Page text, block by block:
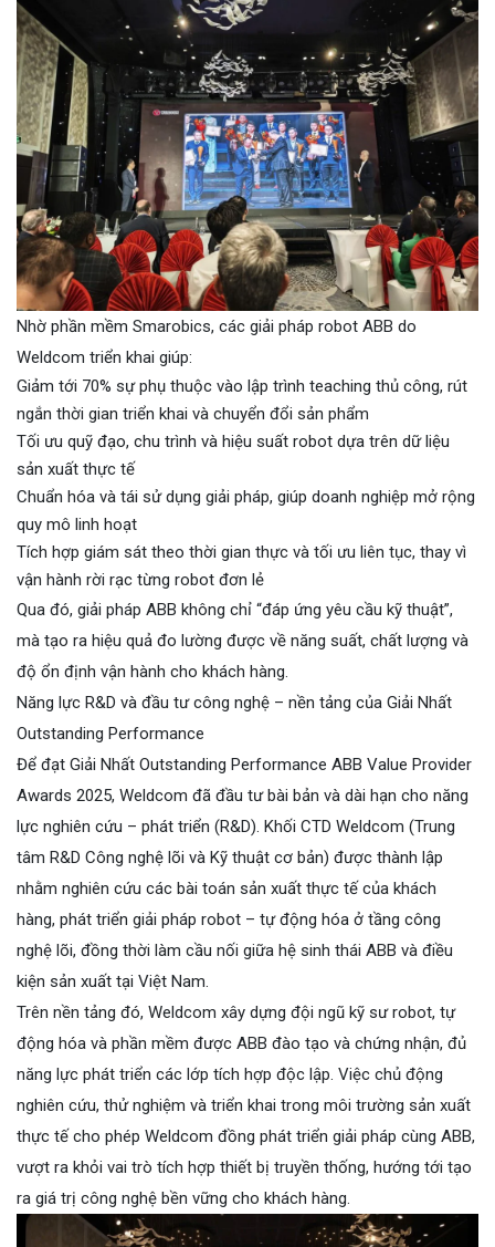
Nhờ phần mềm Smarobics, các giải pháp robot ABB do
Weldcom triển khai giúp:
Giảm tới 70% sự phụ thuộc vào lập trình teaching thủ công, rút
ngắn thời gian triển khai và chuyển đổi sản phẩm
Tối ưu quỹ đạo, chu trình và hiệu suất robot dựa trên dữ liệu
sản xuất thực tế
Chuẩn hóa và tái sử dụng giải pháp, giúp doanh nghiệp mở rộng
quy mô linh hoạt
Tích hợp giám sát theo thời gian thực và tối ưu liên tục, thay vì
vận hành rời rạc từng robot đơn lẻ
Qua đó, giải pháp ABB không chỉ “đáp ứng yêu cầu kỹ thuật”,
mà tạo ra hiệu quả đo lường được về năng suất, chất lượng và
độ ổn định vận hành cho khách hàng.
Năng lực R&D và đầu tư công nghệ – nền tảng của Giải Nhất
Outstanding Performance
Để đạt Giải Nhất Outstanding Performance ABB Value Provider
Awards 2025, Weldcom đã đầu tư bài bản và dài hạn cho năng
lực nghiên cứu – phát triển (R&D). Khối CTD Weldcom (Trung
tâm R&D Công nghệ lõi và Kỹ thuật cơ bản) được thành lập
nhằm nghiên cứu các bài toán sản xuất thực tế của khách
hàng, phát triển giải pháp robot – tự động hóa ở tầng công
nghệ lõi, đồng thời làm cầu nối giữa hệ sinh thái ABB và điều
kiện sản xuất tại Việt Nam.
Trên nền tảng đó, Weldcom xây dựng đội ngũ kỹ sư robot, tự
động hóa và phần mềm được ABB đào tạo và chứng nhận, đủ
năng lực phát triển các lớp tích hợp độc lập. Việc chủ động
nghiên cứu, thử nghiệm và triển khai trong môi trường sản xuất
thực tế cho phép Weldcom đồng phát triển giải pháp cùng ABB,
vượt ra khỏi vai trò tích hợp thiết bị truyền thống, hướng tới tạo
ra giá trị công nghệ bền vững cho khách hàng.